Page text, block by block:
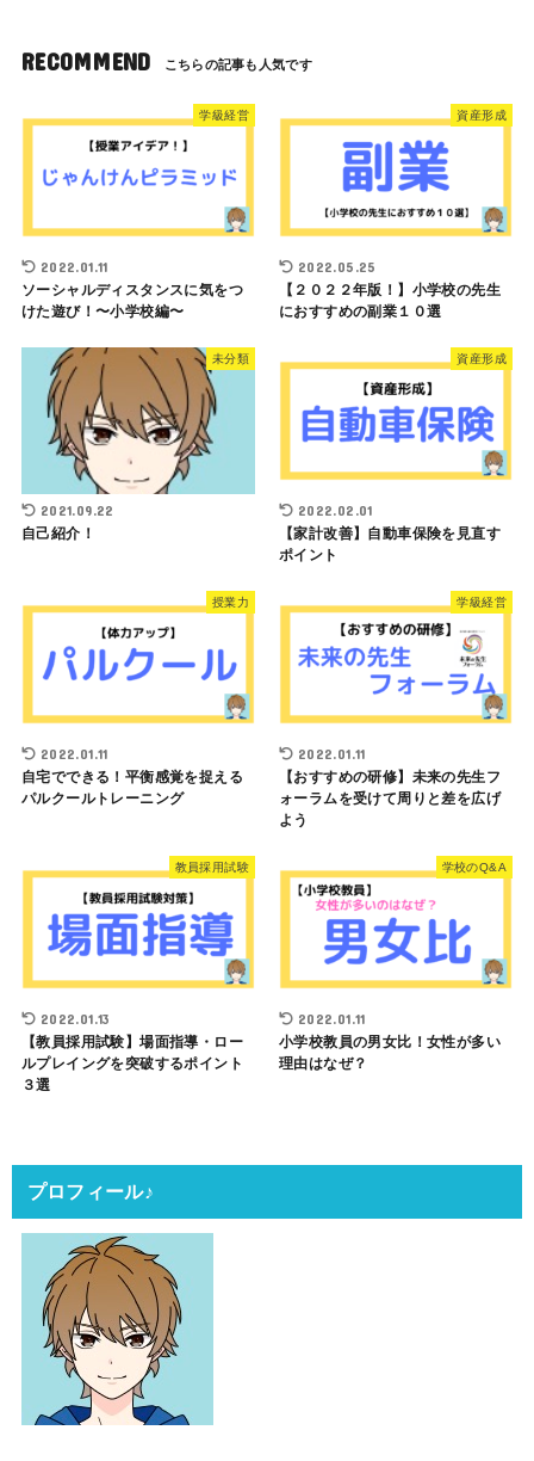
RECOMMEND
学級経営
2022.01.11
ソーシャルディスタンスに気をつ
けた遊び！〜小学校編〜
資産形成
2022.05.25
【２０２２年版！】小学校の先生
におすすめの副業１０選
未分類
2021.09.22
自己紹介！
資産形成
2022.02.01
【家計改善】自動車保険を見直す
ポイント
授業力
2022.01.11
自宅でできる！平衡感覚を捉える
パルクールトレーニング
学級経営
2022.01.11
【おすすめの研修】未来の先生フ
ォーラムを受けて周りと差を広げ
よう
教員採用試験
2022.01.13
【教員採用試験】場面指導・ロー
ルプレイングを突破するポイント
３選
学校のQ&A
2022.01.11
小学校教員の男女比！女性が多い
理由はなぜ？
プロフィール♪